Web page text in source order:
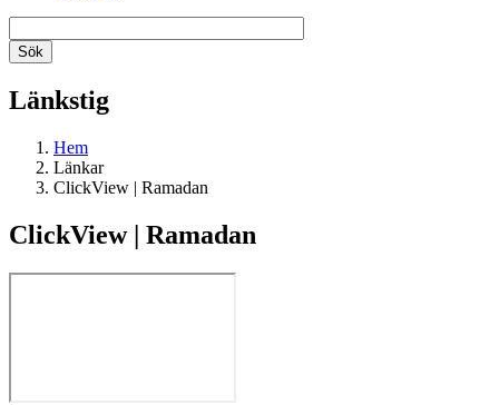
Länkstig
Hem
Länkar
ClickView | Ramadan
ClickView | Ramadan